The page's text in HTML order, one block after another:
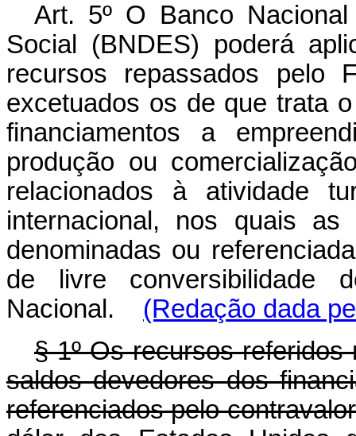
Art. 5º O Banco
Social (BNDES) poderá
recursos repassados pelo
excetuados os de que trata
financiamentos a
produção ou
relacionados à atividade
internacional, nos quais as
denominadas ou
de livre conversibilidade
Nacional. (Redação dada
§ 1º Os recursos
saldos devedores dos
referenciados pelo